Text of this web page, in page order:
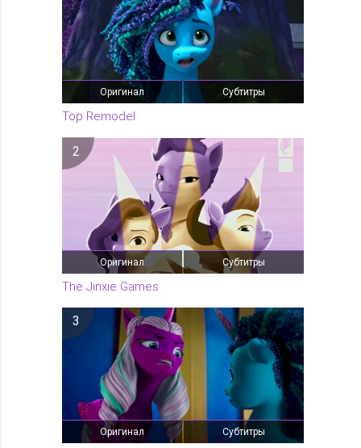
Оригинал Субтитры
Top Remodel
2
Оригинал Субтитры
The Jinxie Games
3
Оригинал Субтитры